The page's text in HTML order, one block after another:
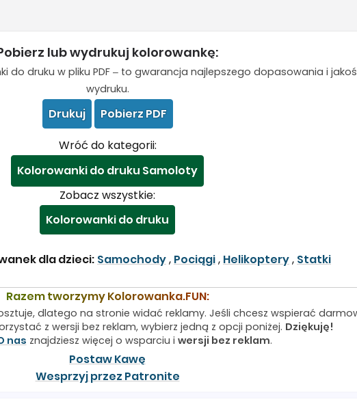
lub wydrukuj kolorowankę:
do druku w pliku PDF – to gwarancja najlepszego dopasowania i
wydruku.
Drukuj
Pobierz PDF
Wróć do kategorii:
Kolorowanki do druku Samoloty
Zobacz wszystkie:
Kolorowanki do druku
dla dzieci: Samochody, Pociągi, Helikoptery, Statki
Razem tworzymy Kolorowanka.FUN:
dlatego na stronie widać reklamy. Jeśli chcesz wspierać
z wersji bez reklam, wybierz jedną z opcji poniżej. Dziękuję!
nas znajdziesz więcej o wsparciu i wersji bez reklam.
Postaw Kawę
Wesprzyj przez Patronite